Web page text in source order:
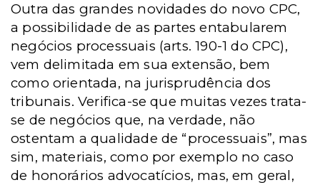
Outra das grandes novidades do novo CPC,
a possibilidade de as partes entabularem
negócios processuais (arts. 190-1 do CPC),
vem delimitada em sua extensão, bem
como orientada, na jurisprudência dos
tribunais. Verifica-se que muitas vezes trata-
se de negócios que, na verdade, não
ostentam a qualidade de “processuais”, mas
sim, materiais, como por exemplo no caso
de honorários advocatícios, mas, em geral,